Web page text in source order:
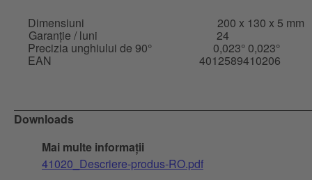
Dimensiuni
200 x 130 x 5 mm
Garanție / luni 24
Precizia unghiului de 90° 0,023° 0,023°
EAN 4012589410206
Downloads
Mai multe informații
41020_Descriere-produs-RO.pdf